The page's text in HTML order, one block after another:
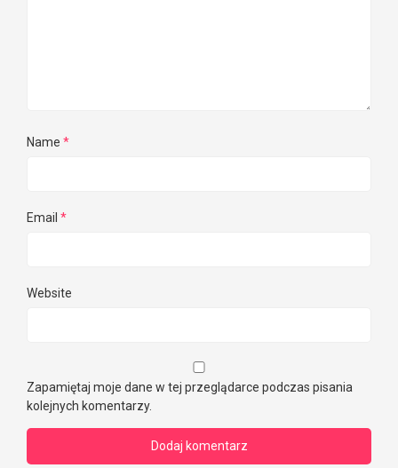
Name *
Email *
Website
Zapamiętaj moje dane w tej przeglądarce podczas pisania
kolejnych komentarzy.